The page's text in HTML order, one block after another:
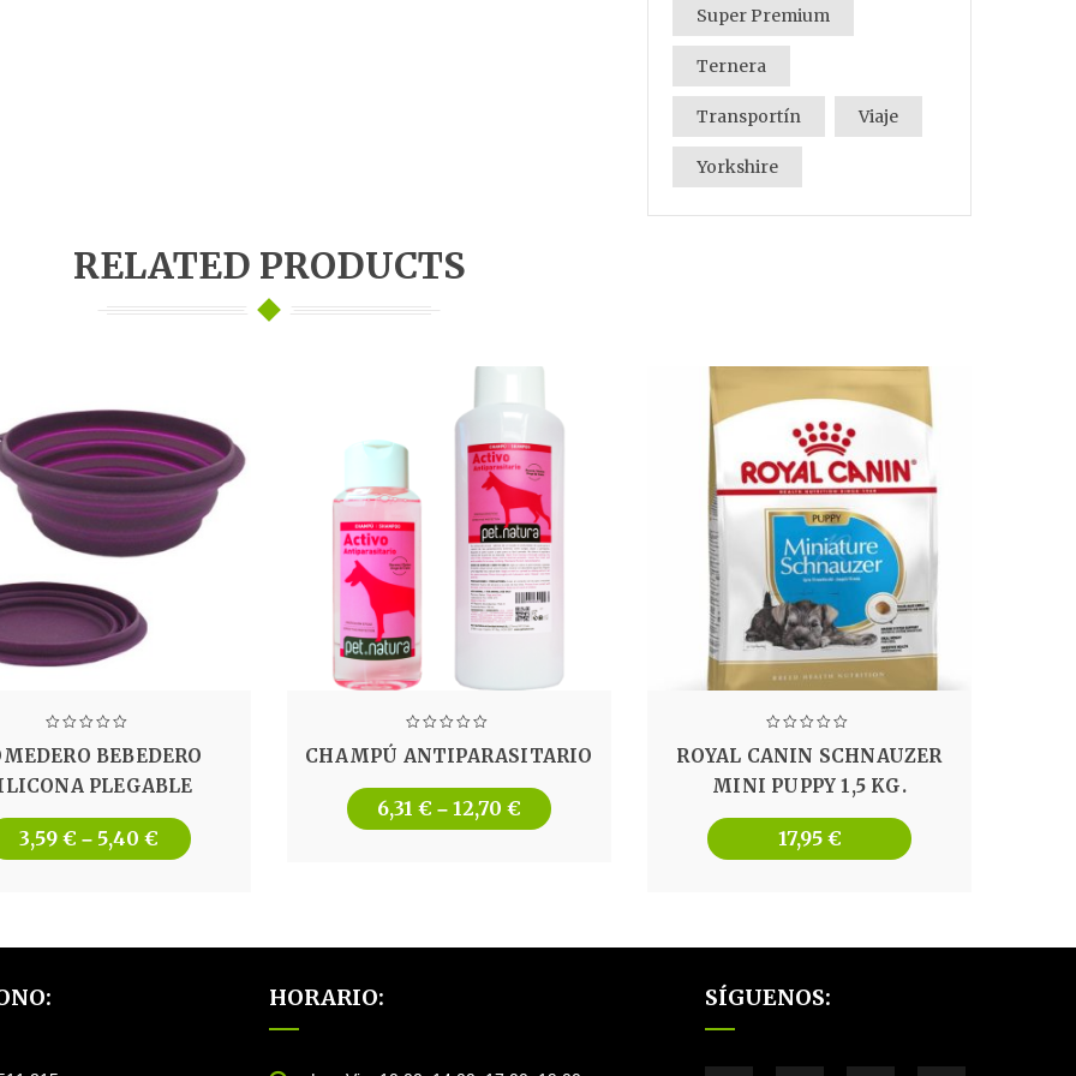
Super Premium
Ternera
Transportín Viaje
Yorkshire
RELATED PRODUCTS
BEBEDERO
PLEGABLE
3,59 € – 5,40 €
CHAMPÚ ANTIPARASITARIO
6,31 € – 12,70 €
ROYAL CANIN SCHNAUZER
MINI PUPPY 1,5 KG.
17,95 €
HORARIO: SÍGUENOS: